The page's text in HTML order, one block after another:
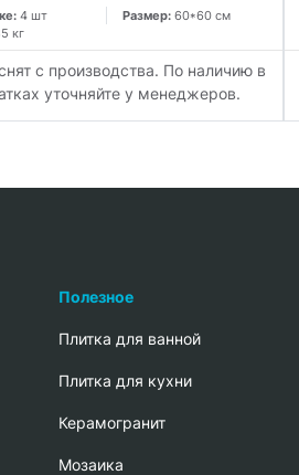
4 шт Размер: 60*60 см
кг
с производства. По наличию в
уточняйте у менеджеров.
Полезное
Плитка для ванной
Плитка для кухни
Керамогранит
Мозаика